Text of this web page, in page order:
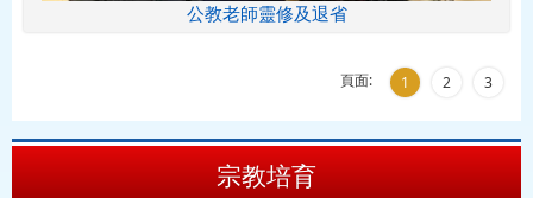
公教老師靈修及退省
頁面: 1 2 3
宗教培育